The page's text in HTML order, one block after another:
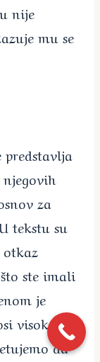
nije
mu se
za
tekstu su
otkaz
ste imali
je
visok
da